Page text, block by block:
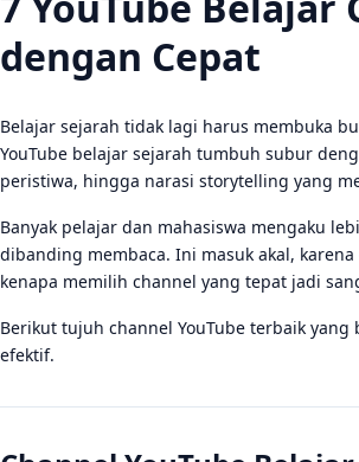
dengan Cepat
Belajar sejarah tidak lagi harus membuka
YouTube belajar sejarah tumbuh subur
peristiwa, hingga narasi storytelling yang
Banyak pelajar dan mahasiswa mengaku
dibanding membaca. Ini masuk akal,
kenapa memilih channel yang tepat jadi
Berikut tujuh channel YouTube terbaik
efektif.